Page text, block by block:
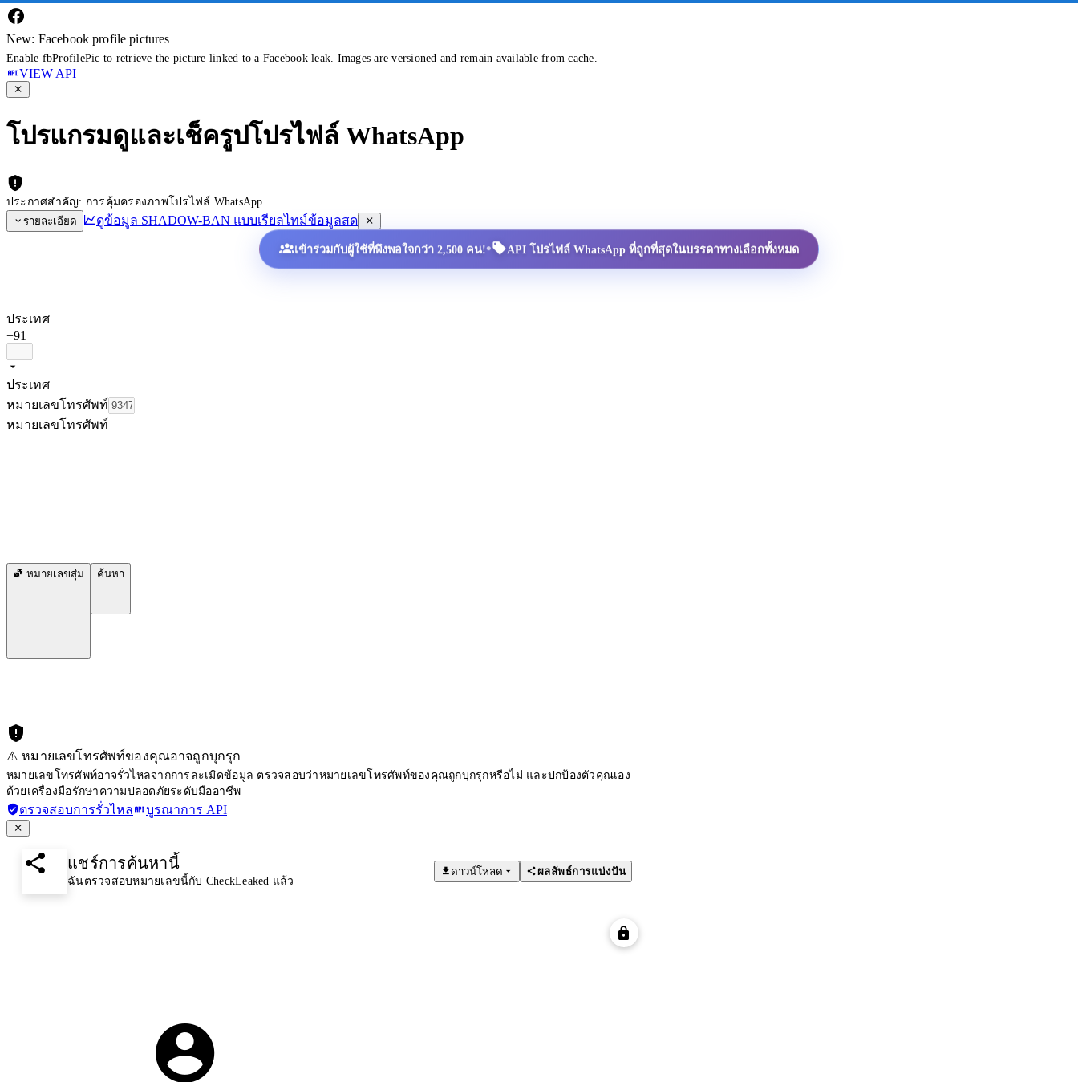
New: Facebook profile pictures
Enable fbProfilePic to retrieve the picture linked to a Facebook leak. Images are versioned and remain available from cache.
VIEW API
โปรแกรมดูและเช็ครูปโปรไฟล์ WhatsApp
ประกาศสำคัญ: การคุ้มครองภาพโปรไฟล์ WhatsApp
รายละเอียด
ดูข้อมูล SHADOW-BAN แบบเรียลไทม์ข้อมูลสด
เข้าร่วมกับผู้ใช้ที่พึงพอใจกว่า 2,500 คน!• API โปรไฟล์ WhatsApp ที่ถูกที่สุดในบรรดาทางเลือกทั้งหมด
ประเทศ
+91
ประเทศ
หมายเลขโทรศัพท์
หมายเลขโทรศัพท์
หมายเลขสุ่ม ค้นหา
⚠️ หมายเลขโทรศัพท์ของคุณอาจถูกบุกรุก
หมายเลขโทรศัพท์อาจรั่วไหลจากการละเมิดข้อมูล ตรวจสอบว่าหมายเลขโทรศัพท์ของคุณถูกบุกรุกหรือไม่ และปกป้องตัวคุณเอง
ด้วยเครื่องมือรักษาความปลอดภัยระดับมืออาชีพ
ตรวจสอบการรั่วไหล บูรณาการ API
แชร์การค้นหานี้
ฉันตรวจสอบหมายเลขนี้กับ CheckLeaked แล้ว
ดาวน์โหลด ผลลัพธ์การแบ่งปัน